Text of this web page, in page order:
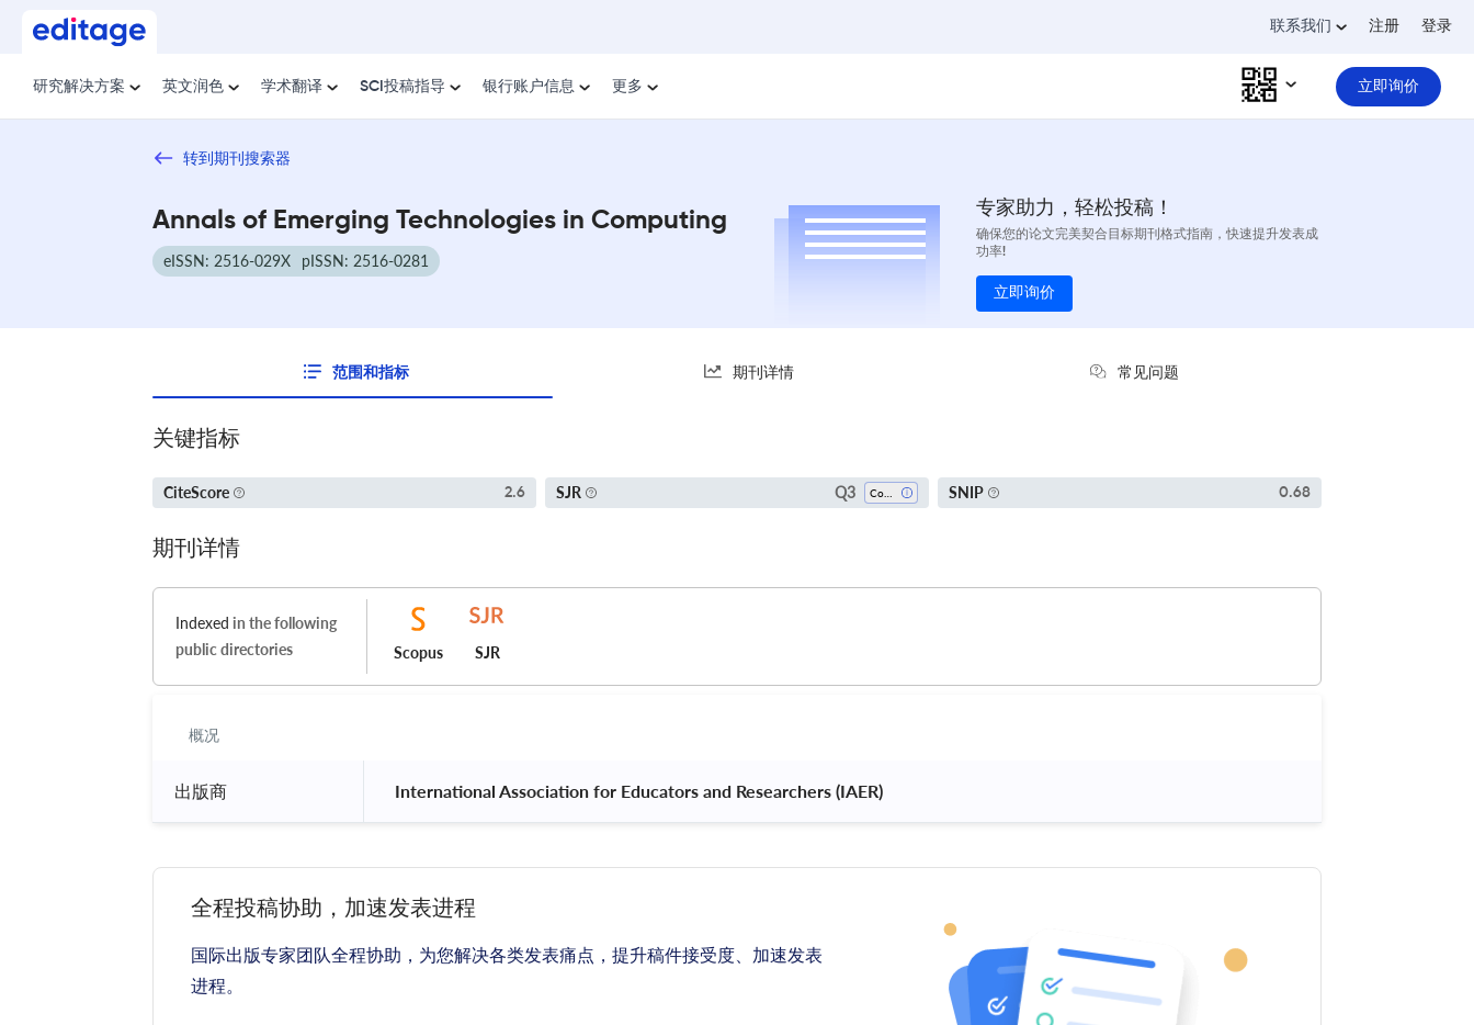
联系我们 注册 登录
研究解决方案 英文润色 学术翻译 SCI投稿指导 银行账户信息 更多 立即询价
转到期刊搜索器
Annals of Emerging Technologies in Computing
eISSN: 2516-029X pISSN: 2516-0281
专家助力，轻松投稿！
确保您的论文完美契合目标期刊格式指南，快速提升发表成
功率!
立即询价
范围和指标 期刊详情 常见问题
关键指标
CiteScore 2.6 SJR Q3 SNIP 0.68
期刊详情
Indexed in the following
public directories
Scopus SJR
概况
出版商 International Association for Educators and Researchers (IAER)
全程投稿协助，加速发表进程
国际出版专家团队全程协助，为您解决各类发表痛点，提升稿件接受度、加速发表
进程。